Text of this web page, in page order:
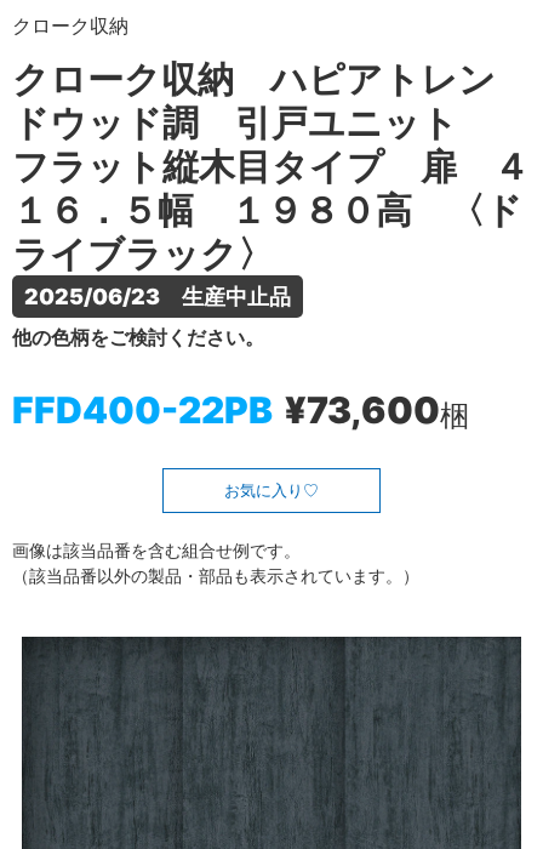
クローク収納
クローク収納 ハピアトレン
ドウッド調 引戸ユニット
フラット縦木目タイプ 扉 ４
１６．５幅 １９８０高 〈ド
ライブラック〉
2025/06/23　生産中止品
他の色柄をご検討ください。
FFD400-22PB ¥73,600梱
お気に入り
画像は該当品番を含む組合せ例です。
（該当品番以外の製品・部品も表示されています。）